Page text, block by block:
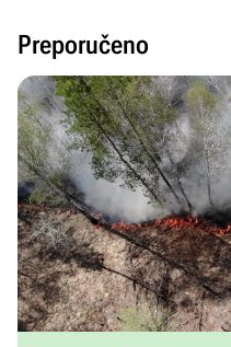
Preporučeno